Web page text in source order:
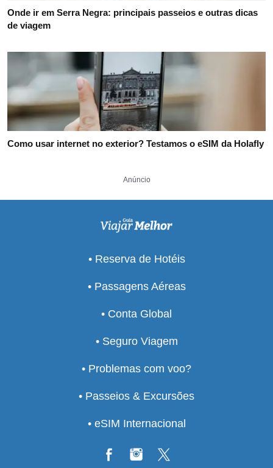
Onde ir em Serra Negra: principais passeios e outras dicas
de viagem
Como usar internet no exterior? Testamos o eSIM da Holafly
Anúncio
• Reserva de Hotéis
• Passagens Aéreas
• Conta Global
• Seguro Viagem
• Problemas com voo?
• Passeios & Excursões
• eSIM Internacional